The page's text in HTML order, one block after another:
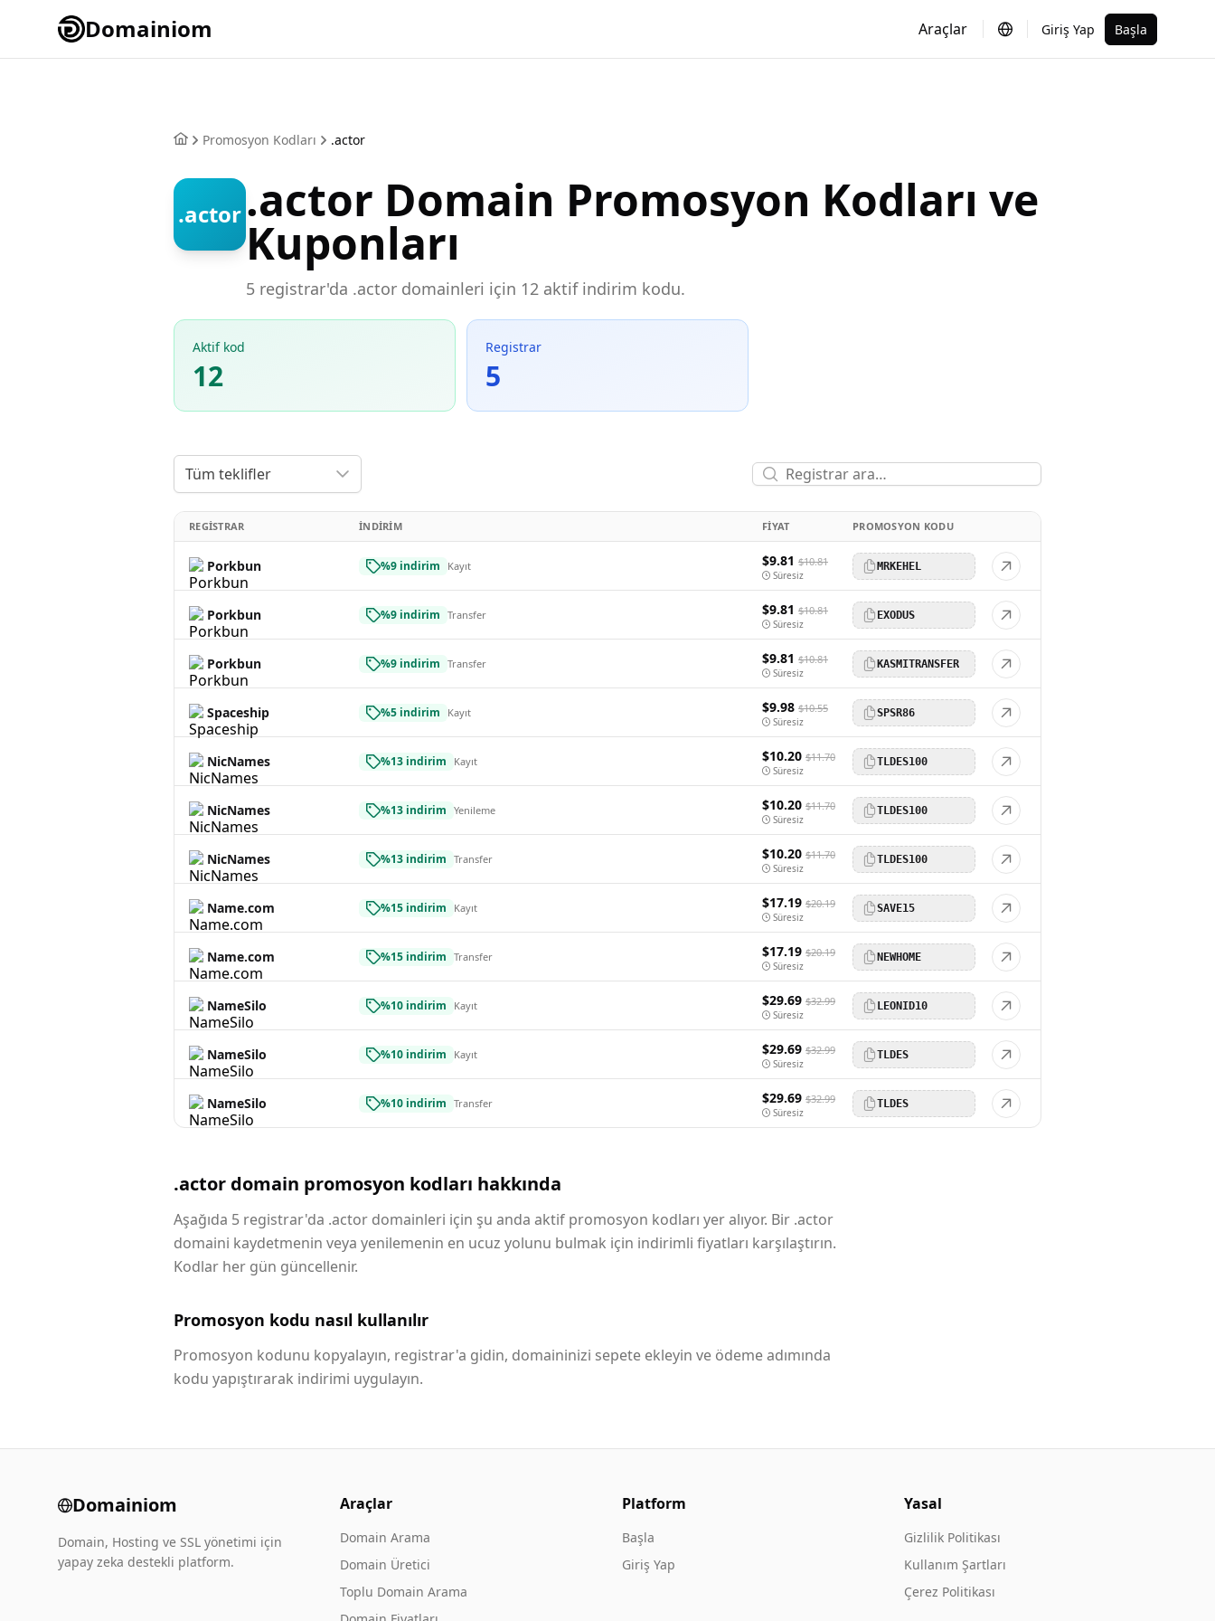
Domainiom Araçlar Giriş Yap Başla
Promosyon Kodları .actor
.actor .actor Domain Promosyon Kodları ve
Kuponları
5 registrar'da .actor domainleri için 12 aktif indirim kodu.
Aktif kod
12
Registrar
5
Tüm teklifler
REGISTRAR İNDIRIM FIYAT PROMOSYON KODU
Porkbun %9 indirim Kayıt $9.81 $10.81
Süresiz
MRKEHEL
Porkbun %9 indirim Transfer $9.81 $10.81
Süresiz
EXODUS
Porkbun %9 indirim Transfer $9.81 $10.81
Süresiz
KASMITRANSFER
Spaceship %5 indirim Kayıt $9.98 $10.55
Süresiz
SPSR86
NicNames %13 indirim Kayıt $10.20 $11.70
Süresiz
TLDES100
NicNames %13 indirim Yenileme $10.20 $11.70
Süresiz
TLDES100
NicNames %13 indirim Transfer $10.20 $11.70
Süresiz
TLDES100
Name.com %15 indirim Kayıt $17.19 $20.19
Süresiz
SAVE15
Name.com %15 indirim Transfer $17.19 $20.19
Süresiz
NEWHOME
NameSilo %10 indirim Kayıt $29.69 $32.99
Süresiz
LEONID10
NameSilo %10 indirim Kayıt $29.69 $32.99
Süresiz
TLDES
NameSilo %10 indirim Transfer $29.69 $32.99
Süresiz
TLDES
.actor domain promosyon kodları hakkında
Aşağıda 5 registrar'da .actor domainleri için şu anda aktif promosyon kodları yer alıyor. Bir .actor
domaini kaydetmenin veya yenilemenin en ucuz yolunu bulmak için indirimli fiyatları karşılaştırın.
Kodlar her gün güncellenir.
Promosyon kodu nasıl kullanılır
Promosyon kodunu kopyalayın, registrar'a gidin, domaininizi sepete ekleyin ve ödeme adımında
kodu yapıştırarak indirimi uygulayın.
Domainiom
Domain, Hosting ve SSL yönetimi için
yapay zeka destekli platform.
Araçlar
Domain Arama
Domain Üretici
Toplu Domain Arama
Platform
Başla
Giriş Yap
Yasal
Gizlilik Politikası
Kullanım Şartları
Çerez Politikası